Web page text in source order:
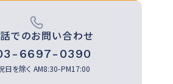
でのお問い合わせ
6697-0390
日を除く AM8:30-PM17:00